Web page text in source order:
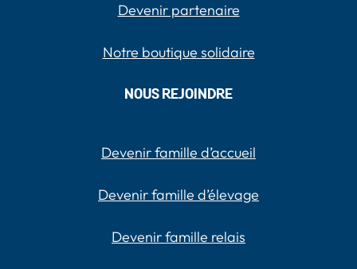
Devenir partenaire
Notre boutique solidaire
NOUS REJOINDRE
Devenir famille d’accueil
Devenir famille d’élevage
Devenir famille relais